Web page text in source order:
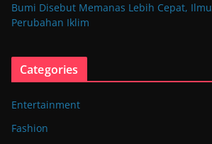
Bumi Disebut Memanas Lebih Cepat,
Perubahan Iklim
Categories
Entertainment
Fashion